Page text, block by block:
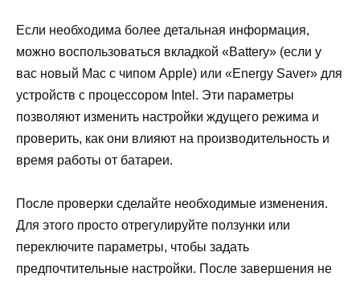
Если необходима более детальная информация,
можно воспользоваться вкладкой «Battery» (если у
вас новый Mac с чипом Apple) или «Energy Saver» для
устройств с процессором Intel. Эти параметры
позволяют изменить настройки ждущего режима и
проверить, как они влияют на производительность и
время работы от батареи.
После проверки сделайте необходимые изменения.
Для этого просто отрегулируйте ползунки или
переключите параметры, чтобы задать
предпочтительные настройки. После завершения не